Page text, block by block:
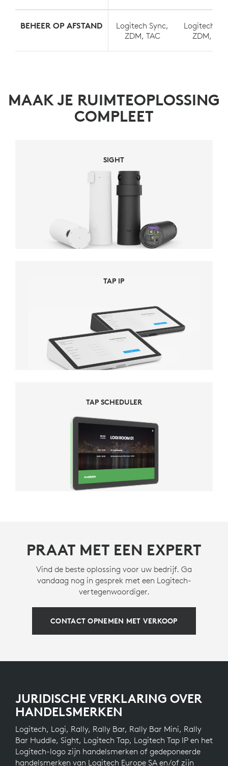
BEHEER OP AFSTAND
Logitech Sync,
ZDM, TAC
Logitech
ZDM, TAC
MAAK JE RUIMTEOPLOSSING
COMPLEET
SIGHT
TAP IP
TAP SCHEDULER
PRAAT MET EEN EXPERT
Vind de beste oplossing voor uw bedrijf. Ga
vandaag nog in gesprek met een Logitech-
vertegenwoordiger.
CONTACT OPNEMEN MET VERKOOP
JURIDISCHE VERKLARING OVER
HANDELSMERKEN
Logitech, Logi, Rally, Rally Bar, Rally Bar Mini, Rally
Bar Huddle, Sight, Logitech Tap, Logitech Tap IP en het
Logitech-logo zijn handelsmerken of gedeponeerde
handelsmerken van Logitech Europe SA en/of zijn